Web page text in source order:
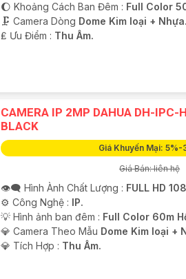
🌔 Khoảng Cách Ban Đêm : Full Color
🗜️ Camera Dòng Dome Kim loại + Nhựa.
️₤ Ưu Điểm : Thu Âm.
CAMERA IP 2MP DAHUA DH-
BLACK
Giá Khuyến Mại: 5%-
Giá Bán: liên hệ
👁️‍🗨 Hình Ành Chất Lượng : FULL HD
⚙ Công Nghệ : IP.
💡 Hình ảnh ban đêm : Full Color 60m
💎 Camera Theo Mẫu Dome Kim loại +
️💎 Tích Hợp : Thu Âm.